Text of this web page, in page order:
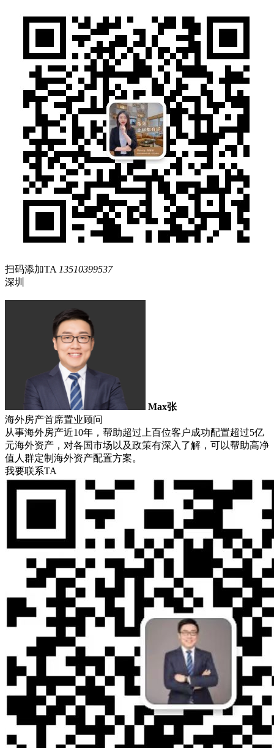
扫码添加TA 13510399537
深圳
Max张
海外房产首席置业顾问
从事海外房产近10年，帮助超过上百位客户成功配置超过5亿
元海外资产，对各国市场以及政策有深入了解，可以帮助高净
值人群定制海外资产配置方案。
我要联系TA